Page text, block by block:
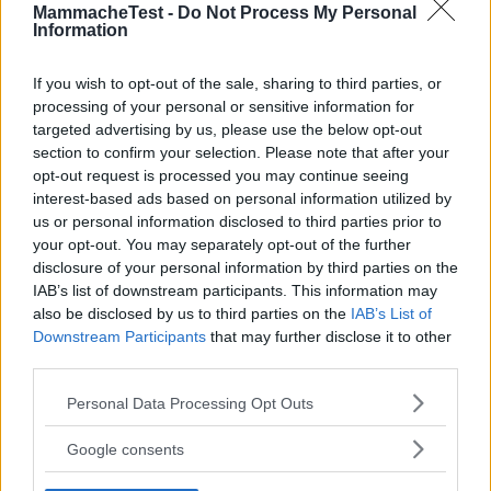
MammacheTest - Do Not Process My Personal
Information
If you wish to opt-out of the sale, sharing to third parties, or
processing of your personal or sensitive information for
targeted advertising by us, please use the below opt-out
section to confirm your selection. Please note that after your
opt-out request is processed you may continue seeing
interest-based ads based on personal information utilized by
us or personal information disclosed to third parties prior to
your opt-out. You may separately opt-out of the further
disclosure of your personal information by third parties on the
IAB’s list of downstream participants. This information may
also be disclosed by us to third parties on the IAB’s List of
Downstream Participants that may further disclose it to other
Please note that this website/app uses one or more Google
not limited to your visit or usage behaviour. You may click to
Personal Data Processing Opt Outs
Google consents
ISCRIVITI
LOGIN